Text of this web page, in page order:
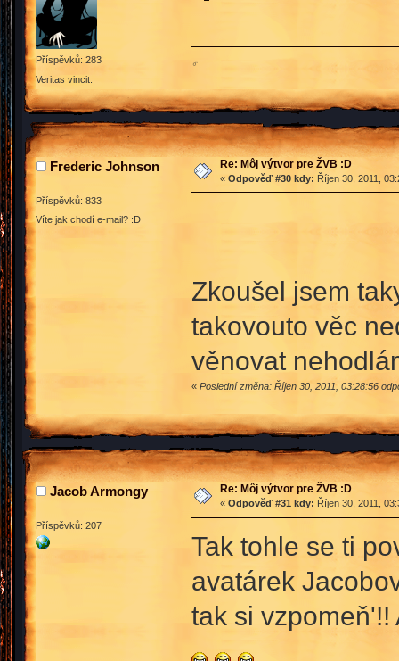
Příspěvků: 283
Veritas vincit.
♂
Frederic Johnson
Příspěvků: 833
Víte jak chodí e-mail? :D
Re: Môj výtvor pre ŽVB :D
« Odpověď #30 kdy: Říjen 30, 2011,
Zkoušel jsem
takovouto věc
věnovat
« Poslední změna: Říjen 30, 2011, 03:28:56
Jacob Armongy
Příspěvků: 207
Re: Môj výtvor pre ŽVB :D
« Odpověď #31 kdy: Říjen 30, 2011,
Tak tohle se ti
avatárek
tak si